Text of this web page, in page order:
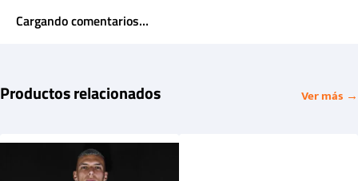
Cargando comentarios…
Productos relacionados Ver más →